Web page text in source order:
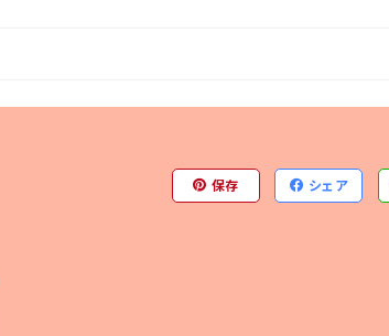
保存 シェア